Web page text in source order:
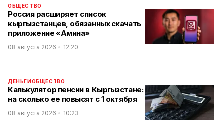
ОБЩЕСТВО
Россия расширяет список
кыргызстанцев, обязанных скачать
приложение «Амина»
08 августа 2026 12:20
ДЕНЬГИОБЩЕСТВО
Калькулятор пенсии в Кыргызстане:
на сколько ее повысят с 1 октября
08 августа 2026 10:23